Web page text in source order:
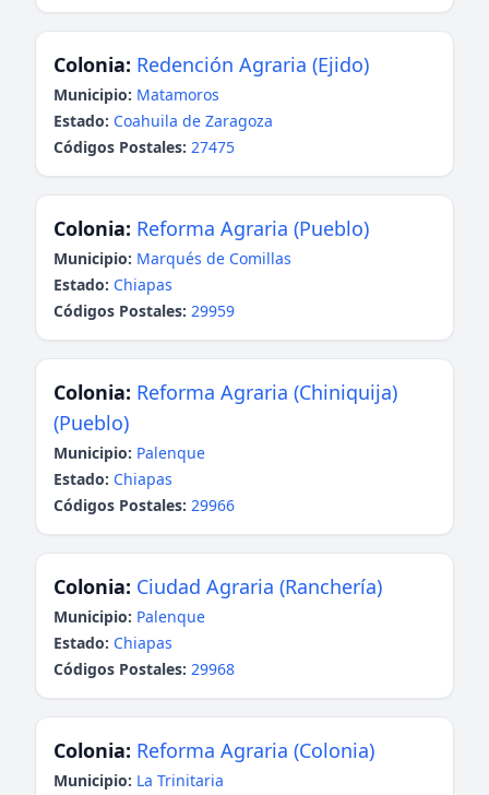
Colonia: Redención Agraria (Ejido)
Municipio: Matamoros
Estado: Coahuila de Zaragoza
Códigos Postales: 27475
Colonia: Reforma Agraria (Pueblo)
Municipio: Marqués de Comillas
Estado: Chiapas
Códigos Postales: 29959
Colonia: Reforma Agraria (Chiniquija)
(Pueblo)
Municipio: Palenque
Estado: Chiapas
Códigos Postales: 29966
Colonia: Ciudad Agraria (Ranchería)
Municipio: Palenque
Estado: Chiapas
Códigos Postales: 29968
Colonia: Reforma Agraria (Colonia)
Municipio: La Trinitaria